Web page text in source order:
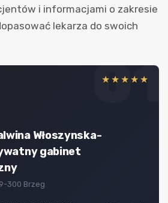
i informacjami o zakresie
lekarza do swoich
01
★★★★★
Włoszynska-
gabinet
300 Brzeg